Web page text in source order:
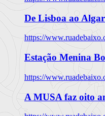
De Lisboa ao
https://
Estação Menina
https://
A MUSA faz oito